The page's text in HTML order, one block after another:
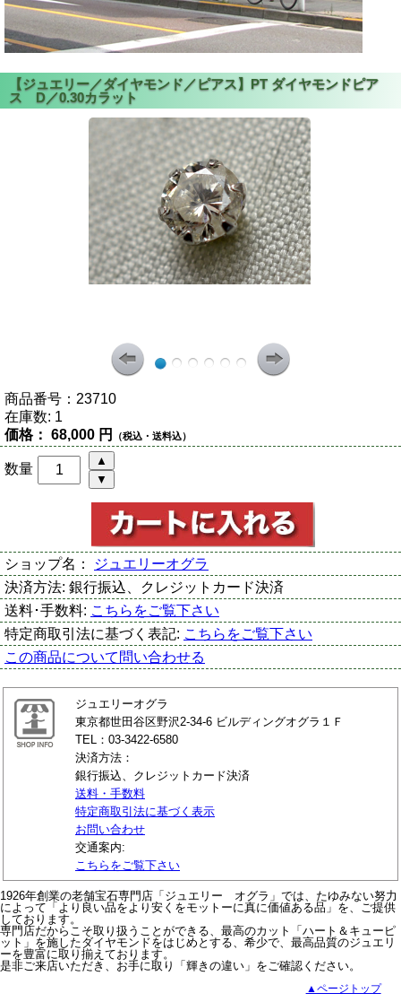
商品番号： 23710
在庫数: 1
価格： 68,000 円 （税込・送料込）
数量
ショップ名：
ジュエリーオグラ
決済方法: 銀行振込、クレジットカード決済
送料･手数料: こちらをご覧下さい
特定商取引法に基づく表記: こちらをご覧下さい
この商品について問い合わせる
ジュエリーオグラ
東京都世田谷区野沢2-34-6 ビルディングオグラ１Ｆ
TEL：03-3422-6580
決済方法：
銀行振込、クレジットカード決済
送料・手数料
特定商取引法に基づく表示
お問い合わせ
交通案内:
こちらをご覧下さい
1926年創業の老舗宝石専門店「ジュエリー オグラ」では、たゆみない努力
によって「より良い品をより安くをモットーに真に価値ある品」を、ご提供
しております。
専門店だからこそ取り扱うことができる、最高のカット「ハート＆キューピ
ット」を施したダイヤモンドをはじめとする、希少で、最高品質のジュエリ
ーを豊富に取り揃えております。
是非ご来店いただき、お手に取り「輝きの違い」をご確認ください。
▲ページトップ